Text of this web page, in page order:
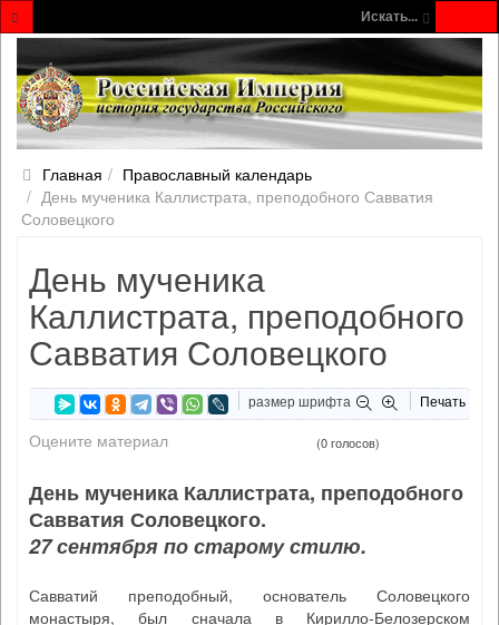
Искать...
Главная
Православный календарь
День мученика Каллистрата, преподобного Савватия
Соловецкого
День мученика
Каллистрата, преподобного
Савватия Соловецкого
размер шрифта Печать
Оцените материал (0 голосов)
День мученика Каллистрата, преподобного
Савватия Соловецкого.
27 сентября по старому стилю.
Савватий преподобный, основатель Соловецкого
монастыря, был сначала в Кирилло-Белозерском